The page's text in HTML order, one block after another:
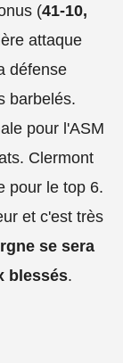
(41-10,
attaque
défense
barbelés.
pour l'ASM
Clermont
pour le top 6.
et c'est très
se sera
blessés.